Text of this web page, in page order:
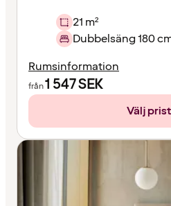
21 m²
Dubbelsäng 180
Rumsinformation
från1 547SEK
Välj